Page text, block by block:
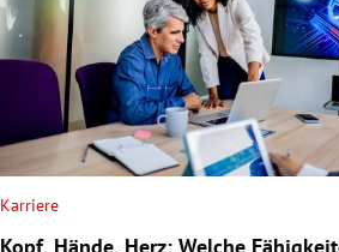
Karriere
Kopf, Hände, Herz: Welche